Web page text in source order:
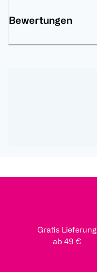
Bewertungen
Gratis Lieferung
ab 49 €